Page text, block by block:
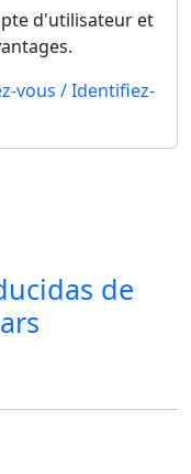
d'utilisateur et
vous / Identifiez-
de